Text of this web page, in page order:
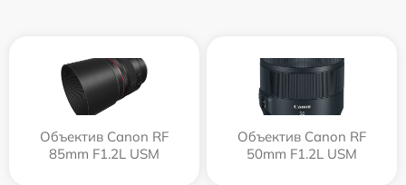
Объектив Canon RF
85mm F1.2L USM
Объектив Canon RF
50mm F1.2L USM